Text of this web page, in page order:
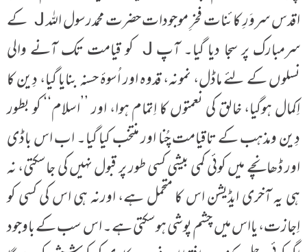
اقدس سروَرِ کائنات فخرِ موجودات حضرت محمدرسول اللہ J کے
سرمبارک پر سجا دیا گیا۔ آپ J کو قیامت تک آنے والی
نسلوں کے لئے ماڈل، نمونہ، قدوہ اور اُسوۂ حسنہ بنایا گیا، دِین کا
اِکمال ہوگیا، خالق کی نعمتوں کا اِتمام ہوا، اور ’’اسلام‘‘ کو بطور
دِین ومذہب کے تاقیامت چُنا اور منتخب کیا گیا۔ اب اس باڈی
اور ڈھانچے میں کوئی کمی بیشی کسی طور پر قبول نہیں کی جاسکتی، نہ
ہی یہ آخری ایڈیشن اس کا متحمل ہے، اورنہ ہی اس کی کسی کو
اِجازت، یااس میں چشم پوشی ہوسکتی ہے۔ اس سب کے باوجود